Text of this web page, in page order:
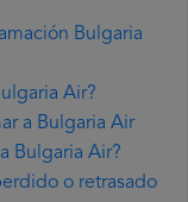
Bulgaria
Air?
a Bulgaria Air
Bulgaria Air?
o retrasado